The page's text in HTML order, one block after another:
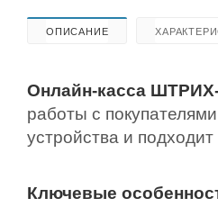
ОПИСАНИЕ
Онлайн-касса
работы с
устройства и
Ключевые